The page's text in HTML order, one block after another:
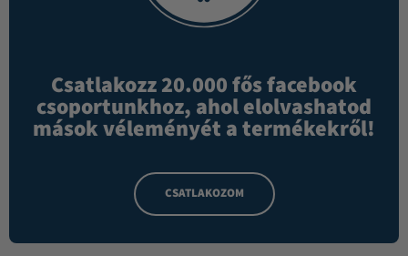
Csatlakozz 20.000 fős facebook
csoportunkhoz, ahol elolvashatod
mások véleményét a termékekről!
CSATLAKOZOM